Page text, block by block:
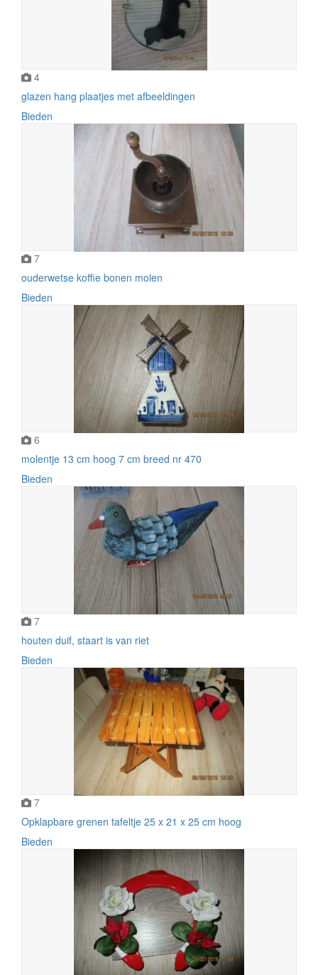
4
glazen hang plaatjes met afbeeldingen
Bieden
7
ouderwetse koffie bonen molen
Bieden
6
molentje 13 cm hoog 7 cm breed nr 470
Bieden
7
houten duif, staart is van riet
Bieden
7
Opklapbare grenen tafeltje 25 x 21 x 25 cm hoog
Bieden